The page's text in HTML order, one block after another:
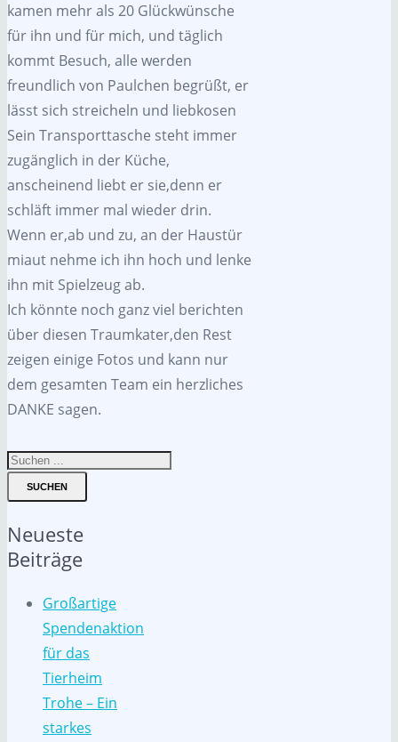
kamen mehr als 20 Glückwünsche
für ihn und für mich, und täglich
kommt Besuch, alle werden
freundlich von Paulchen begrüßt, er
lässt sich streicheln und liebkosen
Sein Transporttasche steht immer
zugänglich in der Küche,
anscheinend liebt er sie,denn er
schläft immer mal wieder drin.
Wenn er,ab und zu, an der Haustür
miaut nehme ich ihn hoch und lenke
ihn mit Spielzeug ab.
Ich könnte noch ganz viel berichten
über diesen Traumkater,den Rest
zeigen einige Fotos und kann nur
dem gesamten Team ein herzliches
DANKE sagen.
SUCHEN
Neueste
Beiträge
Großartige
Spendenaktion
für das
Tierheim
Trohe – Ein
starkes